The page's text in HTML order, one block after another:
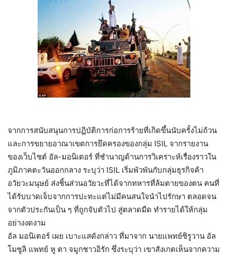
จากการสนับสนุนการปฏิบัติการก่อการร้ายที่เกิดขึ้นนับครั้งไม่ถ้วน
และการขยายอาณาเขตการยึดครองของกลุ่ม ISIL จากรายงาน
ของเว็บไซต์ อัล-มอนิเตอร์ ที่ชำนาญด้านการวิเคราะห์เรื่องราวใน
ภูมิภาคตะวันออกกลาง ระบุว่า ISIL เริ่มพัวพันกับกลุ่มธุรกิจค้า
อวัยวะมนุษย์ ส่งชิ้นส่วนอวัยวะที่ได้จากทหารที่ล้มตายของตน คนที่
ได้รับบาดเจ็บจากการปะทะแต่ไม่มีคนสนใจนำไปรักษา ตลอดจน
จากตัวประกันเป็น ๆ ที่ถูกจับตัวไป สู่ตลาดมืด ทำรายได้ให้กลุ่ม
อย่างงดงาม
อัล มอนิเตอร์ เผย เบาะแสดังกล่าว ที่มาจาก นายแพทย์ซิรูวาน อัล
โมซูลิ แพทย์ หู ตา จมูกชาวอิรัก ซึ่งระบุว่า เขาสังเกตเห็นจากความ